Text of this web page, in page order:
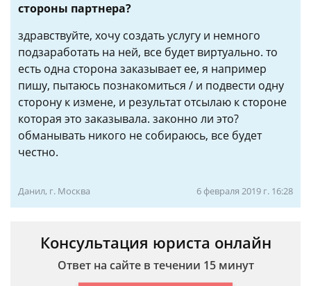
стороны партнера?
здравствуйте, хочу создать услугу и немного
подзаработать на ней, все будет виртуально. то
есть одна сторона заказывает ее, я например
пишу, пытаюсь познакомиться / и подвести одну
сторону к измене, и результат отсылаю к стороне
которая это заказывала. законно ли это?
обманывать никого не собираюсь, все будет
честно.
Данил, г. Москва 6 февраля 2019 г. 16:28
Консультация юриста онлайн
Ответ на сайте в течении 15 минут